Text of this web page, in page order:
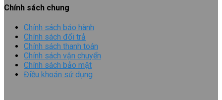
Chính sách chung
Chính sách bảo hành
Chính sách đổi trả
Chính sách thanh toán
Chính sách vận chuyển
Chính sách bảo mật
Điều khoản sử dụng